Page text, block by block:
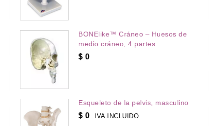
BONElike™ Cráneo – Huesos de
medio cráneo, 4 partes
$ 0
Esqueleto de la pelvis, masculino
$ 0 IVA INCLUIDO